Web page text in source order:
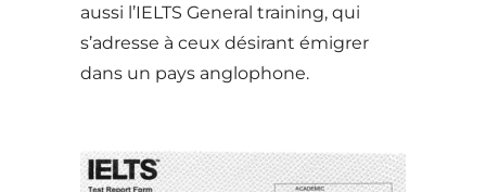
aussi l’IELTS General training, qui
s’adresse à ceux désirant émigrer
dans un pays anglophone.